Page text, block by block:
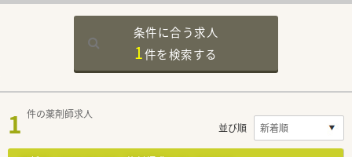
条件に合う求人
1件を検索する
1 件の薬剤師求人
並び順